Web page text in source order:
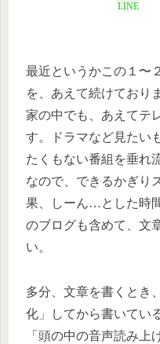
LINE
最近というかこの１〜
を、あえて続けており
家の中でも、あえてテ
す。ドラマなど見たい
たくもない番組を垂れ
なので、できるかぎり
果、しーん…とした時
のブログも含めて、文
い。
多分、文章を書くとき
化」してから書いてい
「頭の中の音声読み上